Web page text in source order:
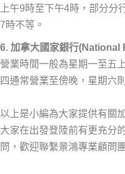
上午9時至下午4時，部分
7時不等。
6. 加拿大國家銀行
營業時間一般為星期一至五
四通常營業至傍晚，星期六
以上是小編為大家提供有關
大家在出發登陸前有更充分
問，歡迎聯繫景鴻專業顧問